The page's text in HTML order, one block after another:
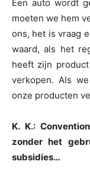
Een auto wordt
moeten we hem
ons, het is vraag
waard, als het
heeft zijn
verkopen. Als
onze producten
K. K.:
zonder het
subsidies…